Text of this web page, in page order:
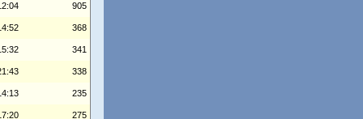
905
368
341
338
235
275